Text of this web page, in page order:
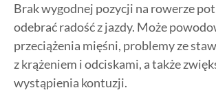
Brak wygodnej pozycji na rowerze
odebrać radość z jazdy. Może
przeciążenia mięśni, problemy ze
z krążeniem i odciskami, a także
wystąpienia kontuzji.